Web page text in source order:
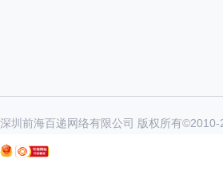
深圳前海百递网络有限公司 版权所有©2010-